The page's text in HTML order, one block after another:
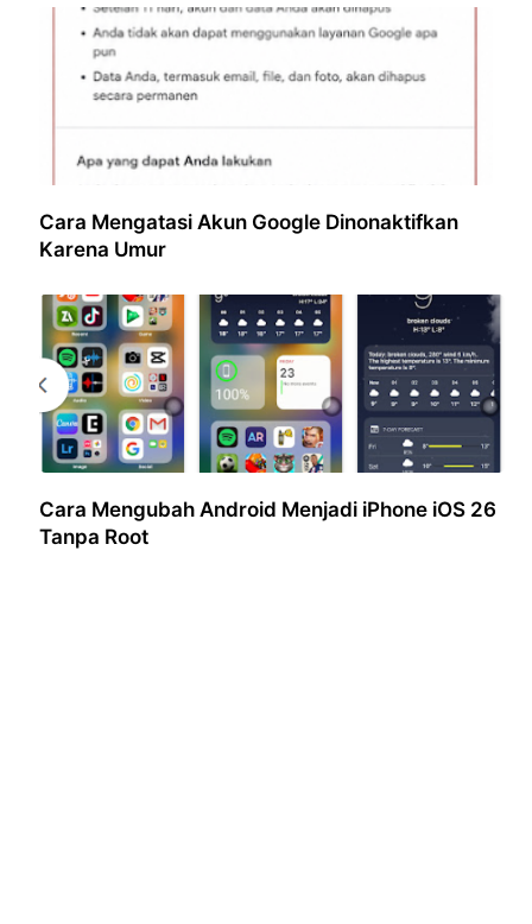
Cara Mengatasi Akun Google Dinonaktifkan
Karena Umur
Cara Mengubah Android Menjadi iPhone iOS 26
Tanpa Root